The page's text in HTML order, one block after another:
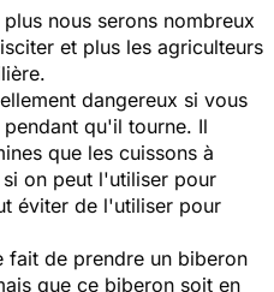
nous serons nombreux
et plus les agriculteurs
dangereux si vous
qu'il tourne. Il
que les cuissons à
on peut l'utiliser pour
éviter de l'utiliser pour
fait de prendre un biberon
que ce biberon soit en